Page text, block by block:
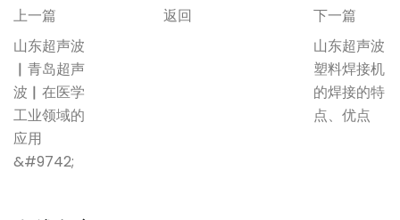
上一篇
山东超声波
▏青岛超声
波▏在医学
工业领域的
应用
&#9742;
返回
下一篇
山东超声波
塑料焊接机
的焊接的特
点、优点